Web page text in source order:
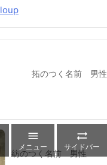
loup
拓のつく名前 男性
紡のつく名前 男性

メニュー

サイドバー